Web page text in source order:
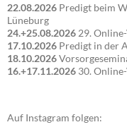
22.08.2026 Predigt beim
Lüneburg
24.+25.08.2026 29.
17.10.2026 Predigt in der
18.10.2026
16.+17.11.2026 30.
Auf Instagram folgen: